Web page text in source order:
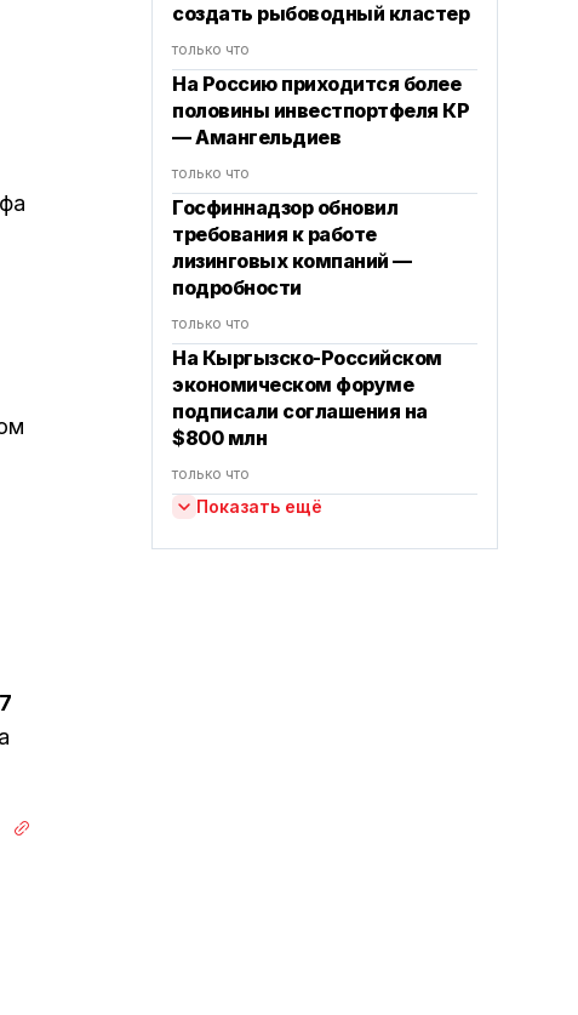
создать рыбоводный кластер
только что
На Россию приходится более
половины инвестпортфеля КР
— Амангельдиев
только что
Госфиннадзор обновил
требования к работе
лизинговых компаний —
подробности
только что
На Кыргызско-Российском
экономическом форуме
подписали соглашения на
$800 млн
только что
Показать ещё